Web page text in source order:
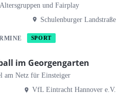
und Fairplay
Schulenburger Landstraße
SPORT
im Georgengarten
am Netz für Einsteiger
VfL Eintracht Hannover e.V.